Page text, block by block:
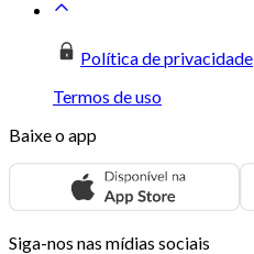
Política de privacidade
Termos de uso
Baixe o app
Siga-nos nas mídias sociais